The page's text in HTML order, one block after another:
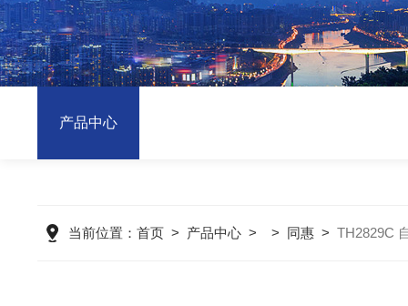
产品中心
当前位置： 首页> 产品中心> > 同惠> TH2829C